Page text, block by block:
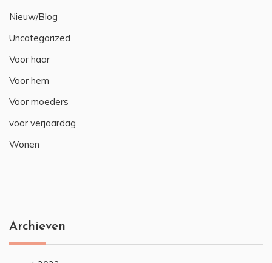
Nieuw/Blog
Uncategorized
Voor haar
Voor hem
Voor moeders
voor verjaardag
Wonen
Archieven